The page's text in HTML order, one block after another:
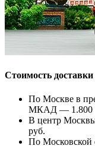
Стоимость
По Москве в
МКАД — 1.800
В центр Москвы
руб.
По Московской